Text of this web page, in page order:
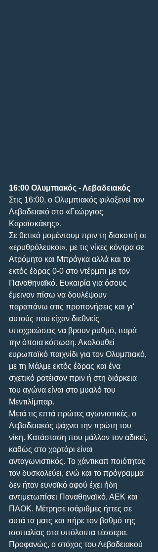
16:00 Ολυμπιακός - Λεβαδειακός
Στις 16:00, ο Ολυμπιακός φιλοξενεί τον
Λεβαδειακό στο «Γεώργιος
Καραϊσκάκης».
Σε θετικό μομέντουμ πριν τη διακοπή οι
«ερυθρόλευκοι», με τις νίκες κόντρα σε
Ατρόμητο και Μπράγκα αλλά και το
εκτός έδρας 0-0 στο ντέρμπι με τον
Παναθηναϊκό. Ευκαιρία για όσους
έμειναν πίσω να δουλέψουν
παραπάνω στις προπονήσεις και γι'
αυτούς που είχαν διεθνείς
υποχρεώσεις να βρουν ρυθμό, παρά
την όποια κόπωση. Ακολουθεί
ευρωπαϊκό παιχνίδι για τον Ολυμπιακό,
με τη Μάλμε εκτός έδρας και ένα
σχετικό ροτέισον πριν ή στη διάρκεια
του αγώνα είναι στο μυαλό του
Μεντιλίμπαρ.
Μετά τις επτά πρώτες αγωνιστικές, ο
Λεβαδειακός ψάχνει την πρώτη του
νίκη. Κατάσταση που μάλλον τον αδικεί,
καθώς στο χορτάρι είναι
ανταγωνιστικός. Το χάντικαπ ποιότητας
τον δυσκολεύει, ενώ και το πρόγραμμα
δεν ήταν ευνοϊκό αφού έχει ήδη
αντιμετωπίσει Παναθηναϊκό, ΑΕΚ και
ΠΑΟΚ. Μέτρησε ισάριθμες ήττες σε
αυτά τα ματς και πήρε τον βαθμό της
ισοπαλίας στα υπόλοιπα τέσσερα.
Προφανώς, ο στόχος του Λεβαδειακού